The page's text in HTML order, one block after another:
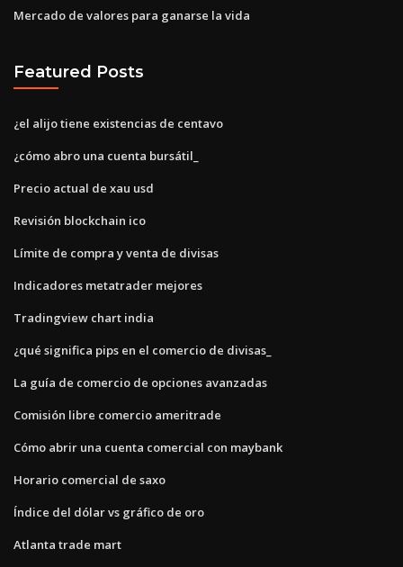
Mercado de valores para ganarse la vida
Featured Posts
¿el alijo tiene existencias de centavo
¿cómo abro una cuenta bursátil_
Precio actual de xau usd
Revisión blockchain ico
Límite de compra y venta de divisas
Indicadores metatrader mejores
Tradingview chart india
¿qué significa pips en el comercio de divisas_
La guía de comercio de opciones avanzadas
Comisión libre comercio ameritrade
Cómo abrir una cuenta comercial con maybank
Horario comercial de saxo
Índice del dólar vs gráfico de oro
Atlanta trade mart